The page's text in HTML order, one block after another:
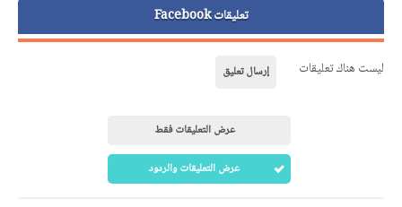
تعليقات Facebook
ليست هناك تعليقات إرسال تعليق
عرض التعليقات فقط
عرض التعليقات والردود